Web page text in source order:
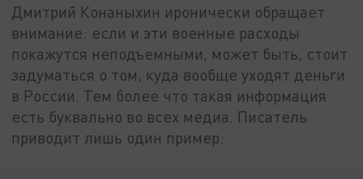
Дмитрий Конаныхин иронически обращает
внимание: если и эти военные расходы
покажутся неподъемными, может быть, стоит
задуматься о том, куда вообще уходят деньги
в России. Тем более что такая информация
есть буквально во всех медиа. Писатель
приводит лишь один пример: